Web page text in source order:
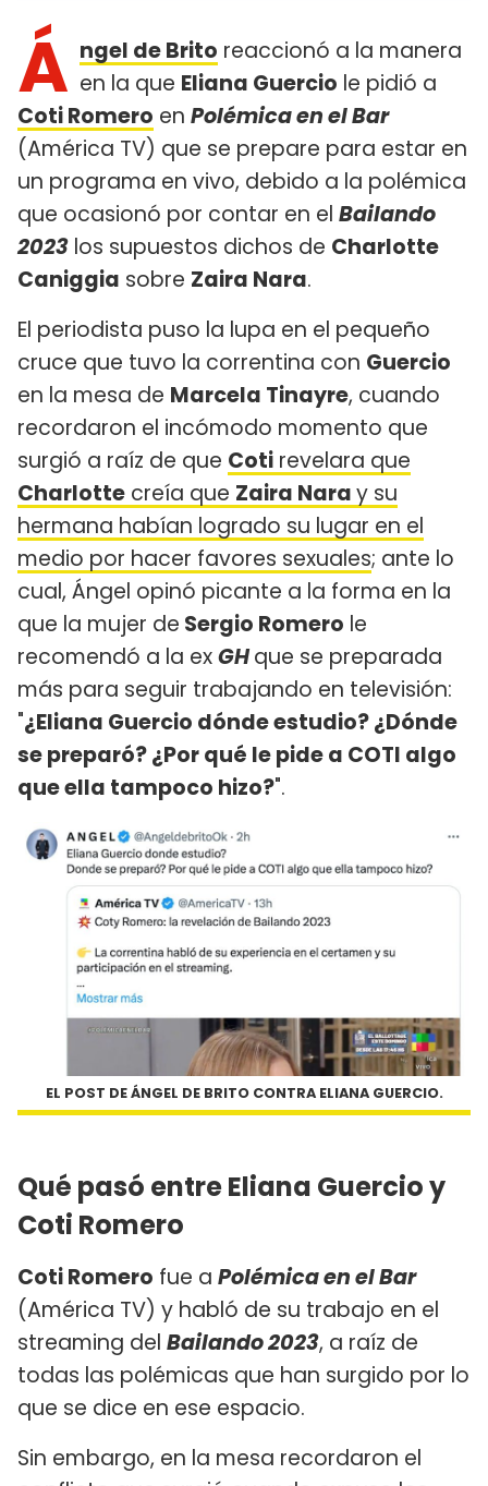
Á ngel de Brito reaccionó a la manera
en la que Eliana Guercio le pidió a
Coti Romero en Polémica en el Bar
(América TV) que se prepare para estar en
un programa en vivo, debido a la polémica
que ocasionó por contar en el Bailando
2023 los supuestos dichos de Charlotte
Caniggia sobre Zaira Nara.
El periodista puso la lupa en el pequeño
cruce que tuvo la correntina con Guercio
en la mesa de Marcela Tinayre, cuando
recordaron el incómodo momento que
surgió a raíz de que Coti revelara que
Charlotte creía que Zaira Naray su
hermana habían logrado su lugar en el
medio por hacer favores sexuales; ante lo
cual, Ángel opinó picante a la forma en la
que la mujer de Sergio Romero ​le
recomendó a la exGHque se preparada
más para seguir trabajando en televisión:
"¿Eliana Guercio dónde estudio? ¿Dónde
se preparó? ¿Por qué le pide a COTI algo
que ella tampoco hizo?".
EL POST DE ÁNGEL DE BRITO CONTRA ELIANA GUERCIO.
Qué pasó entre Eliana Guercio y
Coti Romero
Coti Romero fue a Polémica en el Bar
(América TV) y habló de su trabajo en el
streaming del Bailando 2023, a raíz de
todas las polémicas que han surgido por lo
que se dice en ese espacio.
Sin embargo, en la mesa recordaron el